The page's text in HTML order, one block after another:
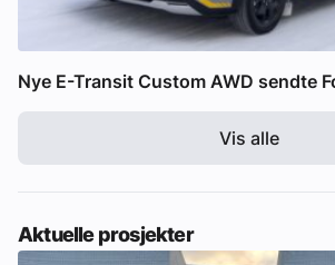
Nye E-Transit Custom AWD sendte
Vis alle
Aktuelle prosjekter